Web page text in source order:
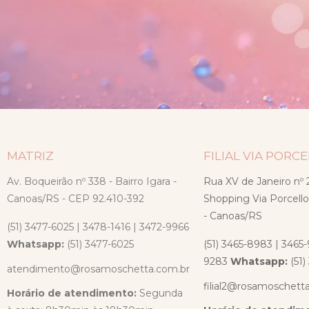
MATRIZ
Av. Boqueirão nº 338 - Bairro Igara -
Canoas/RS - CEP 92.410-392
(51) 3477-6025 | 3478-1416 | 3472-9966
Whatsapp: (51) 3477-6025
atendimento@rosamoschetta.com.br
Horário de atendimento: Segunda
FILIAL VIA
Rua XV de Janeiro nº
Shopping Via
- Canoas/RS
(51) 3465-8983 |
9283 Whatsapp: